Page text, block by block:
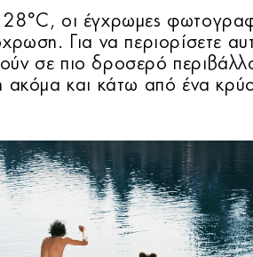
οι έγχρωμες
Για να περιορίσετε
σε πιο δροσερό
ακόμα και κάτω από ένα